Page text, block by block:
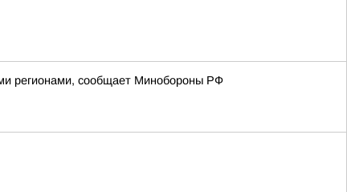
регионами, сообщает Минобороны РФ